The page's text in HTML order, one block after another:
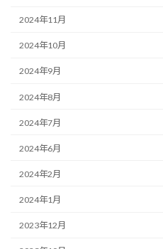
2024年11月
2024年10月
2024年9月
2024年8月
2024年7月
2024年6月
2024年2月
2024年1月
2023年12月